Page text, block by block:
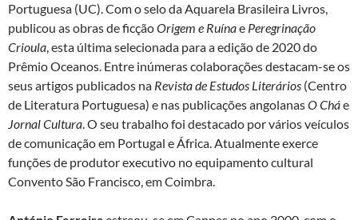
Portuguesa (UC). Com o selo da Aquarela Brasileira Livros,
publicou as obras de ficçãoOrigem e Ruínae Peregrinação
Crioula, esta última selecionada para a edição de 2020 do
Prêmio Oceanos. Entre inúmeras colaborações destacam-se os
seus artigos publicados na Revista de Estudos Literários (Centro
de Literatura Portuguesa) e nas publicações angolanasO Cháe
Jornal Cultura. O seu trabalho foi destacado por vários veículos
de comunicação em Portugal e África. Atualmente exerce
funções de produtor executivo no equipamento cultural
Convento São Francisco, em Coimbra.